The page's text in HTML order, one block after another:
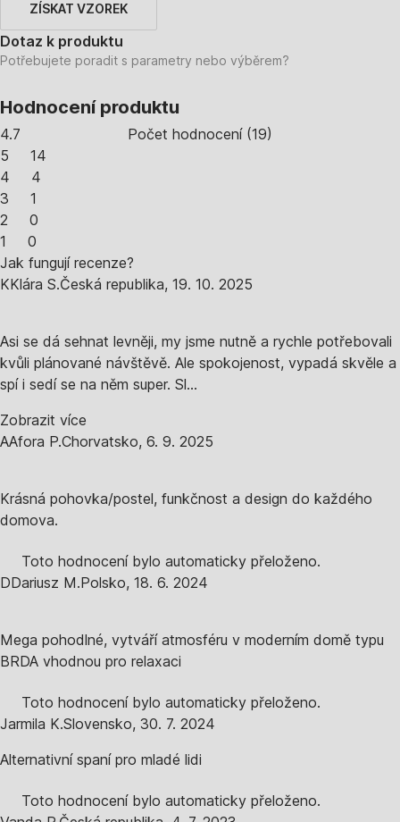
ZÍSKAT VZOREK
Dotaz k produktu
Potřebujete poradit s parametry nebo výběrem?
Hodnocení produktu
4.7 Počet hodnocení(19)
5
14
4
4
3
1
2
0
1
0
Jak fungují recenze?
KKlára S.Česká republika, 19. 10. 2025
Asi se dá sehnat levněji, my jsme nutně a rychle potřebovali
kvůli plánované návštěvě. Ale spokojenost, vypadá skvěle a
spí i sedí se na něm super. Sl...
Zobrazit více
AAfora P.Chorvatsko, 6. 9. 2025
Krásná pohovka/postel, funkčnost a design do každého
domova.
Toto hodnocení bylo automaticky přeloženo.
DDariusz M.Polsko, 18. 6. 2024
Mega pohodlné, vytváří atmosféru v moderním domě typu
BRDA vhodnou pro relaxaci
Toto hodnocení bylo automaticky přeloženo.
Jarmila K.Slovensko, 30. 7. 2024
Alternativní spaní pro mladé lidi
Toto hodnocení bylo automaticky přeloženo.